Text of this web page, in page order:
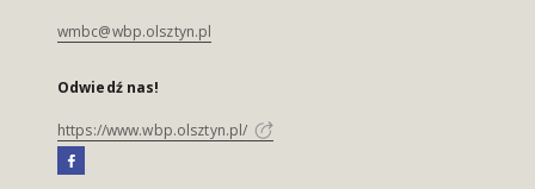
wmbc@wbp.olsztyn.pl
Odwiedź nas!
https://www.wbp.olsztyn.pl/